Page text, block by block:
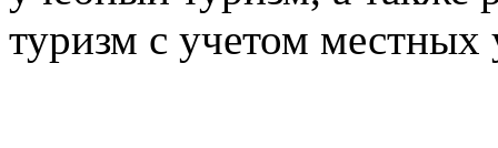
туризм с учетом местных